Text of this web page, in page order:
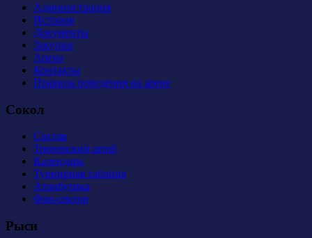
Администрация
История
Документы
Закупки
Арена
Контакты
Правила поведения на арене
Сокол
Состав
Тренерский штаб
Календарь
Турнирная таблица
Атрибутика
Фан-сектор
Рыси